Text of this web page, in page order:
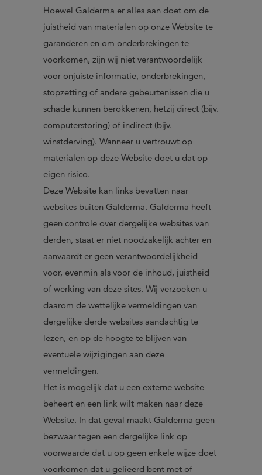
Hoewel Galderma er alles aan doet om de
juistheid van materialen op onze Website te
garanderen en om onderbrekingen te
voorkomen, zijn wij niet verantwoordelijk
voor onjuiste informatie, onderbrekingen,
stopzetting of andere gebeurtenissen die u
schade kunnen berokkenen, hetzij direct (bijv.
computerstoring) of indirect (bijv.
winstderving). Wanneer u vertrouwt op
materialen op deze Website doet u dat op
eigen risico.
Deze Website kan links bevatten naar
websites buiten Galderma. Galderma heeft
geen controle over dergelijke websites van
derden, staat er niet noodzakelijk achter en
aanvaardt er geen verantwoordelijkheid
voor, evenmin als voor de inhoud, juistheid
of werking van deze sites. Wij verzoeken u
daarom de wettelijke vermeldingen van
dergelijke derde websites aandachtig te
lezen, en op de hoogte te blijven van
eventuele wijzigingen aan deze
vermeldingen.
Het is mogelijk dat u een externe website
beheert en een link wilt maken naar deze
Website. In dat geval maakt Galderma geen
bezwaar tegen een dergelijke link op
voorwaarde dat u op geen enkele wijze doet
voorkomen dat u gelieerd bent met of